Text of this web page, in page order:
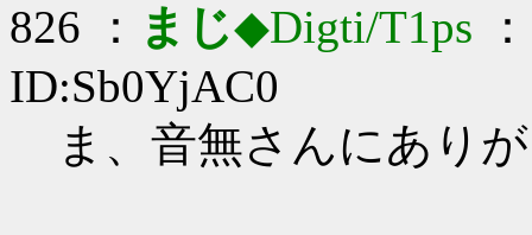
826 ： まじ◆Digti/T1ps
ID:Sb0YjAC0
ま、音無さんにあり